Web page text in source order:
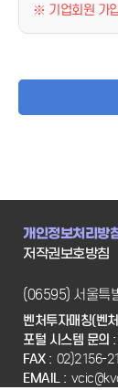
※ 기업회원 가
개인정보처리방
저작권보호방침
(06595) 서울특
벤처투자매칭(벤
포털 시스템 문의 :
FAX : 02)2156-
EMAIL :